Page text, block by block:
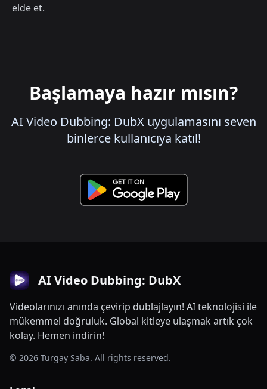
elde et.
Başlamaya hazır mısın?
AI Video Dubbing: DubX uygulamasını seven
binlerce kullanıcıya katıl!
AI Video Dubbing: DubX
Videolarınızı anında çevirip dublajlayın! AI teknolojisi ile
mükemmel doğruluk. Global kitleye ulaşmak artık çok
kolay. Hemen indirin!
© 2026 Turgay Saba. All rights reserved.